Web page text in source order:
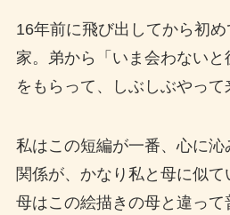
16年前に飛び出してから初
家。弟から「いま会わない
をもらって、しぶしぶやって
私はこの短編が一番、心に
関係が、かなり私と母に似
母はこの絵描きの母と違って